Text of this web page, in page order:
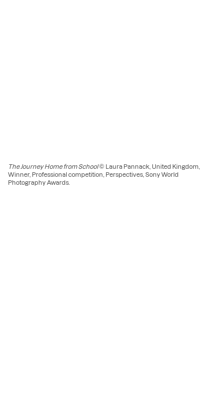
The Journey Home from School© Laura Pannack, United Kingdom,
Winner, Professional competition, Perspectives, Sony World
Photography Awards.